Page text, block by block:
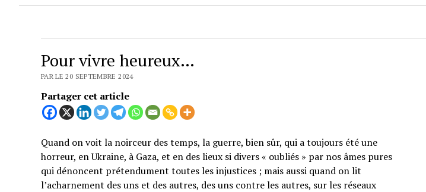
Pour vivre heureux…
PAR LE 20 SEPTEMBRE 2024
Partager cet article
Quand on voit la noirceur des temps, la guerre, bien sûr, qui a toujours été une
horreur, en Ukraine, à Gaza, et en des lieux si divers « oubliés » par nos âmes pures
qui dénoncent prétendument toutes les injustices ; mais aussi quand on lit
l’acharnement des uns et des autres, des uns contre les autres, sur les réseaux